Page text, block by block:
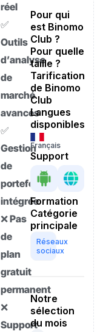
réel
✅
Outils
d’analyse
de
marché
avancés
✅
Gestion
de
portefeuille
intégrée
❌ Pas
de
plan
gratuit
permanent
❌
Support
Pour qui
est Binomo
Club ?
Pour quelle
taille ?
Tarification
de Binomo
Club
Langues
disponibles
Français
Support
Formation
Catégorie
principale
Réseaux
sociaux
Notre
sélection
du mois